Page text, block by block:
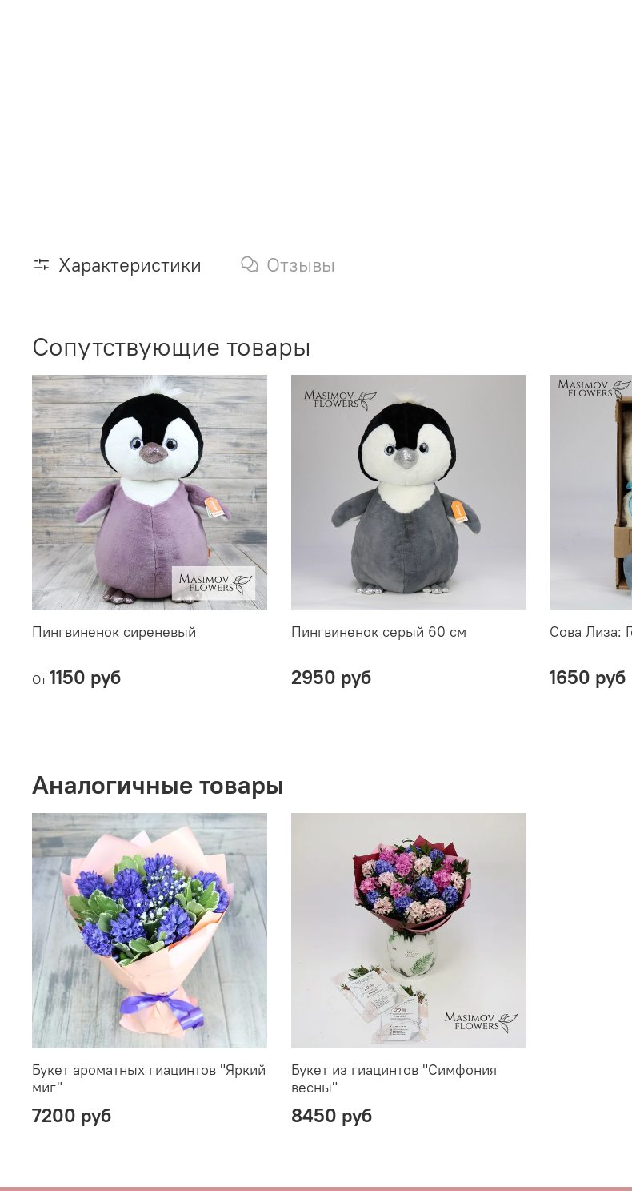
Характеристики Отзывы
Сопутствующие товары
Пингвиненок сиреневый
От 1150 руб
Пингвиненок серый 60 см
2950 руб
Сова Лиза:
1650 руб
Аналогичные товары
Букет ароматных гиацинтов "Яркий
миг"
7200 руб
Букет из гиацинтов "Симфония
весны"
8450 руб